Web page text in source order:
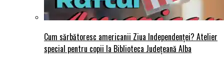
Cum sărbătoresc americanii Ziua Independenței? Atelier
special pentru copii la Biblioteca Județeană Alba